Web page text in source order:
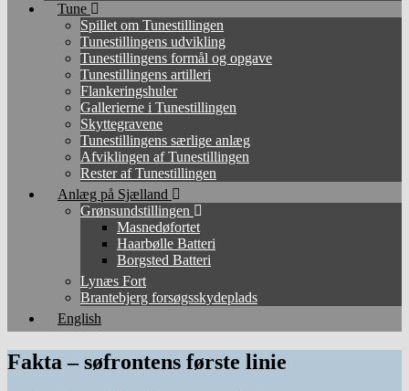
Tune
Spillet om Tunestillingen
Tunestillingens udvikling
Tunestillingens formål og opgave
Tunestillingens artilleri
Flankeringshuler
Gallerierne i Tunestillingen
Skyttegravene
Tunestillingens særlige anlæg
Afviklingen af Tunestillingen
Rester af Tunestillingen
Anlæg på Sjælland
Grønsundstillingen
Masnedøfortet
Haarbølle Batteri
Borgsted Batteri
Lynæs Fort
Brantebjerg forsøgsskydeplads
English
Fakta – søfrontens første linie